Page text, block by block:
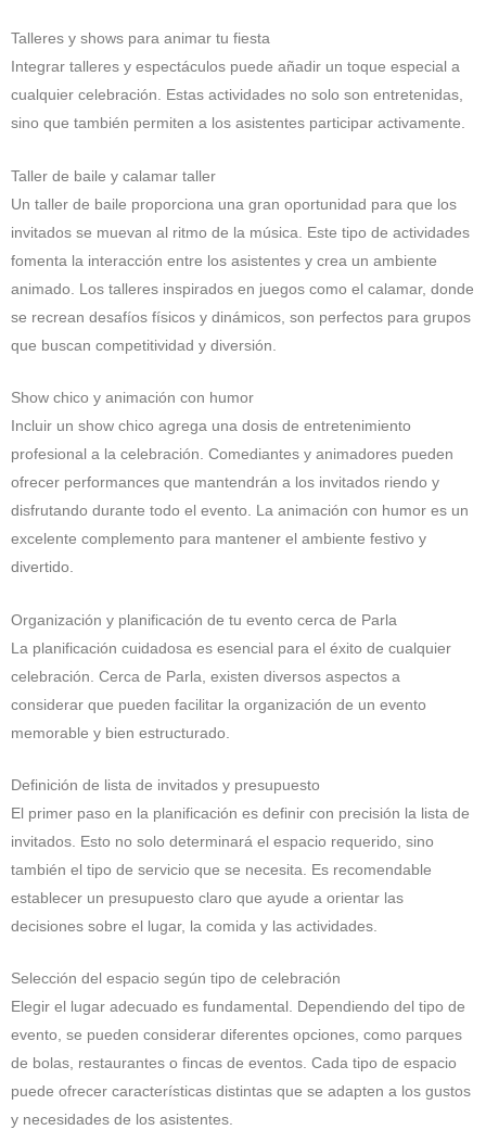
Talleres y shows para animar tu fiesta
Integrar talleres y espectáculos puede añadir un toque especial a
cualquier celebración. Estas actividades no solo son entretenidas,
sino que también permiten a los asistentes participar activamente.
Taller de baile y calamar taller
Un taller de baile proporciona una gran oportunidad para que los
invitados se muevan al ritmo de la música. Este tipo de actividades
fomenta la interacción entre los asistentes y crea un ambiente
animado. Los talleres inspirados en juegos como el calamar, donde
se recrean desafíos físicos y dinámicos, son perfectos para grupos
que buscan competitividad y diversión.
Show chico y animación con humor
Incluir un show chico agrega una dosis de entretenimiento
profesional a la celebración. Comediantes y animadores pueden
ofrecer performances que mantendrán a los invitados riendo y
disfrutando durante todo el evento. La animación con humor es un
excelente complemento para mantener el ambiente festivo y
divertido.
Organización y planificación de tu evento cerca de Parla
La planificación cuidadosa es esencial para el éxito de cualquier
celebración. Cerca de Parla, existen diversos aspectos a
considerar que pueden facilitar la organización de un evento
memorable y bien estructurado.
Definición de lista de invitados y presupuesto
El primer paso en la planificación es definir con precisión la lista de
invitados. Esto no solo determinará el espacio requerido, sino
también el tipo de servicio que se necesita. Es recomendable
establecer un presupuesto claro que ayude a orientar las
decisiones sobre el lugar, la comida y las actividades.
Selección del espacio según tipo de celebración
Elegir el lugar adecuado es fundamental. Dependiendo del tipo de
evento, se pueden considerar diferentes opciones, como parques
de bolas, restaurantes o fincas de eventos. Cada tipo de espacio
puede ofrecer características distintas que se adapten a los gustos
y necesidades de los asistentes.